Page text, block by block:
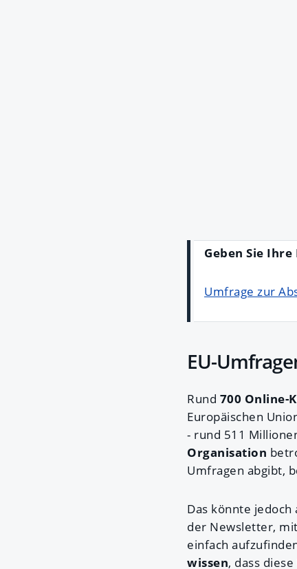
Geben Sie
Umfrage zur
EU-
Rund 700 Online-
Europäischen
- rund 511
Organisation
Umfragen abgibt,
Das könnte
der Newsletter,
einfach
wissen, dass